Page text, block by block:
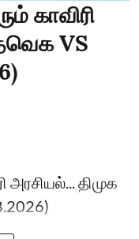
காவிரி
VS
அரசியல்... திமுக